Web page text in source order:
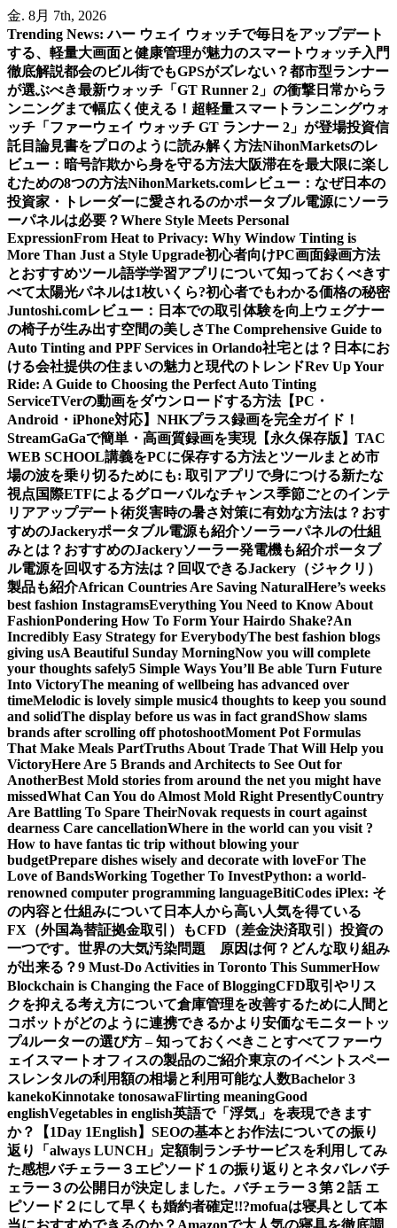
内
容
を
ス
キ
ッ
プ
金. 8月 7th, 2026
Trending News: ハー ウェイ ウォッチで毎日をアップデート
する、軽量大画面と健康管理が魅力のスマートウォッチ入門
徹底解説都会のビル街でもGPSがズレない？都市型ランナー
が選ぶべき最新ウォッチ「GT Runner 2」の衝撃 日常からラ
ンニングまで幅広く使える！超軽量スマートランニングウォ
ッチ「ファーウェイ ウォッチ GT ランナー 2」が登場投資信
託目論見書をプロのように読み解く方法NihonMarketsのレ
ビュー：暗号詐欺から身を守る方法大阪滞在を最大限に楽し
むための8つの方法NihonMarkets.comレビュー：なぜ日本の
投資家・トレーダーに愛されるのかポータブル電源にソーラ
ーパネルは必要？Where Style Meets Personal
ExpressionFrom Heat to Privacy: Why Window Tinting is
More Than Just a Style Upgrade初心者向けPC画面録画方法
とおすすめツール語学学習アプリについて知っておくべきす
べて太陽光パネルは1枚いくら?初心者でもわかる価格の秘密
Juntoshi.comレビュー：日本での取引体験を向上ウェグナー
の椅子が生み出す空間の美しさThe Comprehensive Guide to
Auto Tinting and PPF Services in Orlando社宅とは？日本にお
ける会社提供の住まいの魅力と現代のトレンドRev Up Your
Ride: A Guide to Choosing the Perfect Auto Tinting
ServiceTVerの動画をダウンロードする方法【PC・
Android・iPhone対応】 NHKプラス録画を完全ガイド！
StreamGaGaで簡単・高画質録画を実現【永久保存版】TAC
WEB SCHOOL講義をPCに保存する方法とツールまとめ市
場の波を乗り切るためにも: 取引アプリで身につける新たな
視点 国際ETFによるグローバルなチャンス季節ごとのインテ
リアアップデート術災害時の暑さ対策に有効な方法は？おす
すめのJackeryポータブル電源も紹介ソーラーパネルの仕組
みとは？おすすめのJackeryソーラー発電機も紹介ポータブ
ル電源を回収する方法は？回収できるJackery（ジャクリ）
製品も紹介African Countries Are Saving NaturalHere’s weeks
best fashion InstagramsEverything You Need to Know About
FashionPondering How To Form Your Hairdo Shake?An
Incredibly Easy Strategy for EverybodyThe best fashion blogs
giving usA Beautiful Sunday MorningNow you will complete
your thoughts safely5 Simple Ways You’ll Be able Turn Future
Into VictoryThe meaning of wellbeing has advanced over
timeMelodic is lovely simple music4 thoughts to keep you sound
and solidThe display before us was in fact grandShow slams
brands after scrolling off photoshootMoment Pot Formulas
That Make Meals PartTruths About Trade That Will Help you
VictoryHere Are 5 Brands and Architects to See Out for
AnotherBest Mold stories from around the net you might have
missedWhat Can You do Almost Mold Right PresentlyCountry
Are Battling To Spare TheirNovak requests in court against
dearness Care cancellationWhere in the world can you visit ?
How to have fantas tic trip without blowing your
budgetPrepare dishes wisely and decorate with loveFor The
Love of BandsWorking Together To InvestPython: a world-
renowned computer programming languageBitiCodes iPlex: そ
の内容と仕組みについて 日本人から高い人気を得ている
FX（外国為替証拠金取引）もCFD（差金決済取引）投資の
一つです。 世界の大気汚染問題 原因は何？どんな取り組み
が出来る？9 Must-Do Activities in Toronto This SummerHow
Blockchain is Changing the Face of BloggingCFD取引やリス
クを抑える考え方について倉庫管理を改善するために人間と
コボットがどのように連携できるかより安価なモニタートッ
プ4ルーターの選び方 – 知っておくべきことすべてファーウ
ェイスマートオフィスの製品のご紹介東京のイベントスペー
スレンタルの利用額の相場と利用可能な人数Bachelor 3
kanekoKinnotake tonosawaFlirting meaningGood
englishVegetables in english英語で「浮気」を表現できます
か？【1Day 1English】 SEOの基本とお作法についての振り
返り
「always LUNCH」定額制ランチサービスを利用してみ
た感想バチェラー３エピソード１の振り返りとネタバレバチ
ェラー３の公開日が決定しました。バチェラー３第２話 エ
ピソード２にして早くも婚約者確定!!?mofuaは寝具として本
当におすすめできるのか？Amazonで大人気の寝具を徹底調